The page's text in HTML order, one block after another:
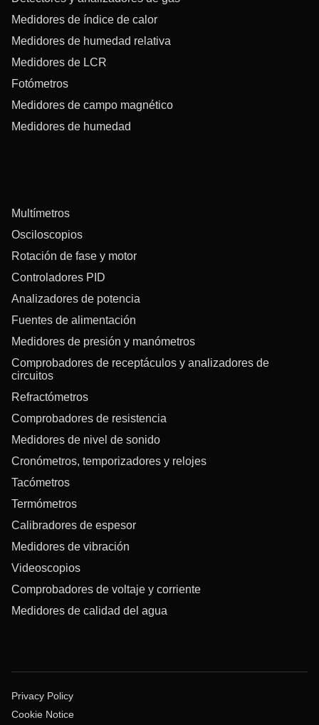
Medidores de índice de calor
Medidores de humedad relativa
Medidores de LCR
Fotómetros
Medidores de campo magnético
Medidores de humedad
Multímetros
Osciloscopios
Rotación de fase y motor
Controladores PID
Analizadores de potencia
Fuentes de alimentación
Medidores de presión y manómetros
Comprobadores de receptáculos y analizadores de
circuitos
Refractómetros
Comprobadores de resistencia
Medidores de nivel de sonido
Cronómetros, temporizadores y relojes
Tacómetros
Termómetros
Calibradores de espesor
Medidores de vibración
Videoscopios
Comprobadores de voltaje y corriente
Medidores de calidad del agua
Privacy Policy
Cookie Notice